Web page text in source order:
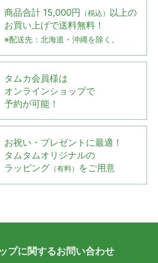
商品合計 15,000円 （税込） 以上の
お買い上げで送料無料！
※配送先：北海道・沖縄を除く。
タムカ会員様は
オンラインショップで
予約が可能！
お祝い・プレゼントに最適！
タムタムオリジナルの
ラッピング （有料） をご用意
プに関するお問い合わせ